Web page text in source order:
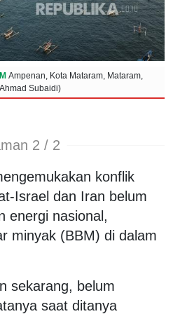
Ampenan, Kota Mataram, Mataram,
Subaidi)
2 / 2
konflik
Israel dan Iran belum
energi nasional,
minyak (BBM) di dalam
sekarang, belum
saat ditanya